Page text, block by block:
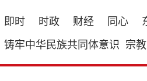
即时 时政 财经 同心
铸牢中华民族共同体意识 宗教